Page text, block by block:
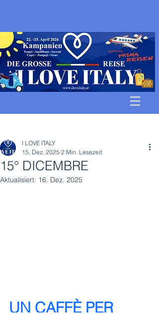
15° DICEMBRE
I LOVE ITALY
15. Dez. 2025 2 Min. Lesezeit
Aktualisiert: 16. Dez. 2025
UN CAFFÈ PER